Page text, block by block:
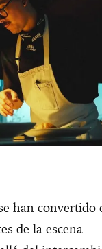
han convertido
de la escena